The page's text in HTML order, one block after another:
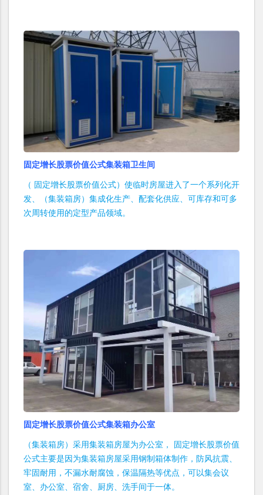
固定增长股票价值公式集装箱卫生间
（ 固定增长股票价值公式）使临时房屋进入了一个系列化开
发、（集装箱房）集成化生产、配套化供应、可库存和可多
次周转使用的定型产品领域。
固定增长股票价值公式集装箱办公室
（集装箱房）采用集装箱房屋为办公室， 固定增长股票价值
公式主要是因为集装箱房屋采用钢制箱体制作，防风抗震、
牢固耐用，不漏水耐腐蚀，保温隔热等优点，可以集会议
室、办公室、宿舍、厨房、洗手间于一体。